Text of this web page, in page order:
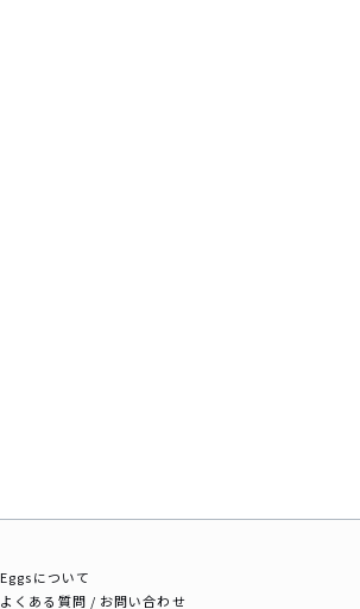
Eggsについて
よくある質問 / お問い合わせ